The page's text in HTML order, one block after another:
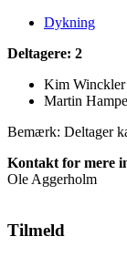
Dykning
Deltagere: 2
Kim Winckler
Martin
Bemærk: Deltager
Kontakt for mere
Ole Aggerholm
Tilmeld